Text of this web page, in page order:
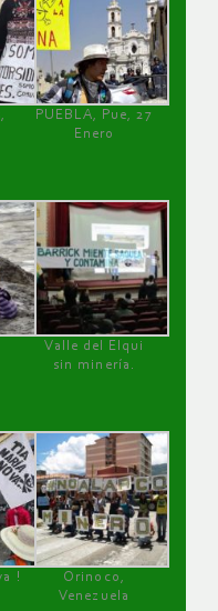
PUEBLA, Pue, 27
Enero
Valle del Elqui
sin minería.
!
Orinoco,
Venezuela